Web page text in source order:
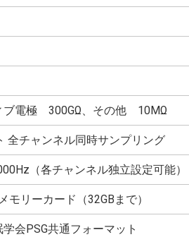
ブ電極 300GΩ、その他 10MΩ
全チャンネル同時サンプリング
（各チャンネル独立設定可能）
モリーカード（32GBまで）
学会PSG共通フォーマット